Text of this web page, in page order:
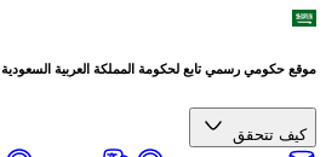
موقع حكومي رسمي تابع لحكومة المملكة العربية السعودية
كيف تتحقق